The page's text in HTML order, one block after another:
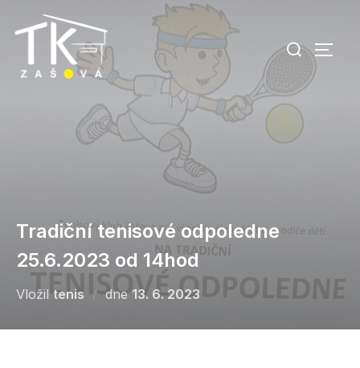
for:
Tradiční tenisové odpoledne
25.6.2023 od 14hod
Vložil tenis dnePosted
13. 6. 2023